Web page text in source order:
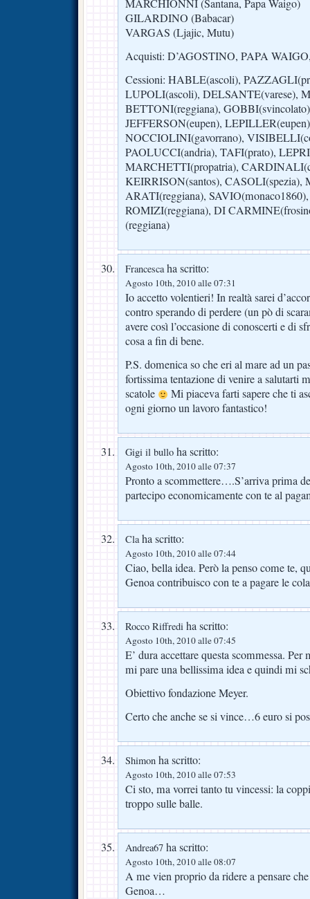
MARCHIONNI (Santana, Papa Waigo)
GILARDINO (Babacar)
VARGAS (Ljajic, Mutu)
Acquisti: D’AGOSTINO, PAPA
Cessioni: HABLE(ascoli),
LUPOLI(ascoli), DELSANTE(varese),
BETTONI(reggiana),
JEFFERSON(eupen),
NOCCIOLINI(gavorrano),
PAOLUCCI(andria), TAFI(prato),
MARCHETTI(propatria),
KEIRRISON(santos), CASOLI(spezia),
ARATI(reggiana),
ROMIZI(reggiana), DI
(reggiana)
Francescaha scritto:
Agosto 10th, 2010 alle 07:31
Io accetto volentieri! In realtà sarei
contro sperando di perdere (un pò di
avere così l’occasione di conoscerti e di
cosa a fin di bene.
P.S. domenica so che eri al mare ad un
fortissima tentazione di venire a salutarti
scatole
Mi piaceva farti sapere che ti
ogni giorno un lavoro fantastico!
Gigi il bullo ha scritto:
Agosto 10th, 2010 alle 07:37
Pronto a scommettere….S’arriva prima
partecipo economicamente con te al
Claha scritto:
Agosto 10th, 2010 alle 07:44
Ciao, bella idea. Però la penso come te,
Genoa contribuisco con te a pagare le
Rocco Riffredi ha scritto:
Agosto 10th, 2010 alle 07:45
E’ dura accettare questa scommessa. Per
mi pare una bellissima idea e quindi mi
Obiettivo fondazione Meyer.
Certo che anche se si vince…6 euro si
Shimon ha scritto:
Agosto 10th, 2010 alle 07:53
Ci sto, ma vorrei tanto tu vincessi: la
troppo sulle balle.
Andrea67 ha scritto:
Agosto 10th, 2010 alle 08:07
A me vien proprio da ridere a pensare
Genoa…